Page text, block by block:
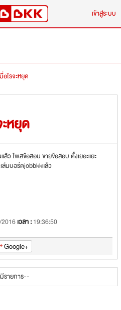
เข้าสู่ระบบ
อไรจะหยุด
ะหยุด
ล้ว โพสข้อสอบ ขายข้อสอบ ตั้งเยอะแยะ
ล่นบอร์ดjobbkkแล้ว
เวลา :19:36:50
Google+
รายการ--